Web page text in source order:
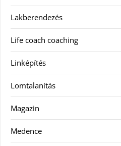
Lakberendezés
Life coach coaching
Linképítés
Lomtalanítás
Magazin
Medence